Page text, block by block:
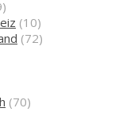
(10)
(72)
(70)